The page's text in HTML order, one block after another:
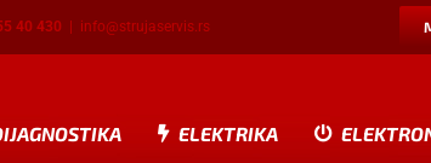
40 430 info@strujaservis.rs
ELEKTRIKA